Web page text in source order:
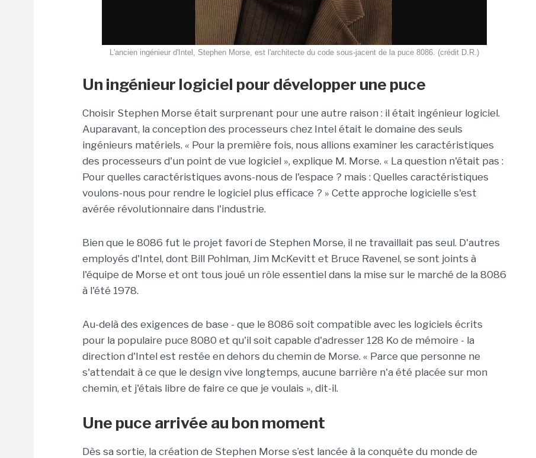
L'ancien ingénieur d'Intel, Stephen Morse, est l'architecte du code sous-jacent de la puce 8086. (crédit D.R.)
Un ingénieur logiciel pour développer une puce
Choisir Stephen Morse était surprenant pour une autre raison : il était ingénieur logiciel.
Auparavant, la conception des processeurs chez Intel était le domaine des seuls
ingénieurs matériels. « Pour la première fois, nous allions examiner les caractéristiques
des processeurs d'un point de vue logiciel », explique M. Morse. « La question n'était pas :
Pour quelles caractéristiques avons-nous de l'espace ? mais : Quelles caractéristiques
voulons-nous pour rendre le logiciel plus efficace ? » Cette approche logicielle s'est
avérée révolutionnaire dans l'industrie.
Bien que le 8086 fut le projet favori de Stephen Morse, il ne travaillait pas seul. D'autres
employés d'Intel, dont Bill Pohlman, Jim McKevitt et Bruce Ravenel, se sont joints à
l'équipe de Morse et ont tous joué un rôle essentiel dans la mise sur le marché de la 8086
à l'été 1978.
Au-delà des exigences de base - que le 8086 soit compatible avec les logiciels écrits
pour la populaire puce 8080 et qu'il soit capable d'adresser 128 Ko de mémoire - la
direction d'Intel est restée en dehors du chemin de Morse. « Parce que personne ne
s'attendait à ce que le design vive longtemps, aucune barrière n'a été placée sur mon
chemin, et j'étais libre de faire ce que je voulais », dit-il.
Une puce arrivée au bon moment
Dès sa sortie, la création de Stephen Morse s’est lancée à la conquête du monde de